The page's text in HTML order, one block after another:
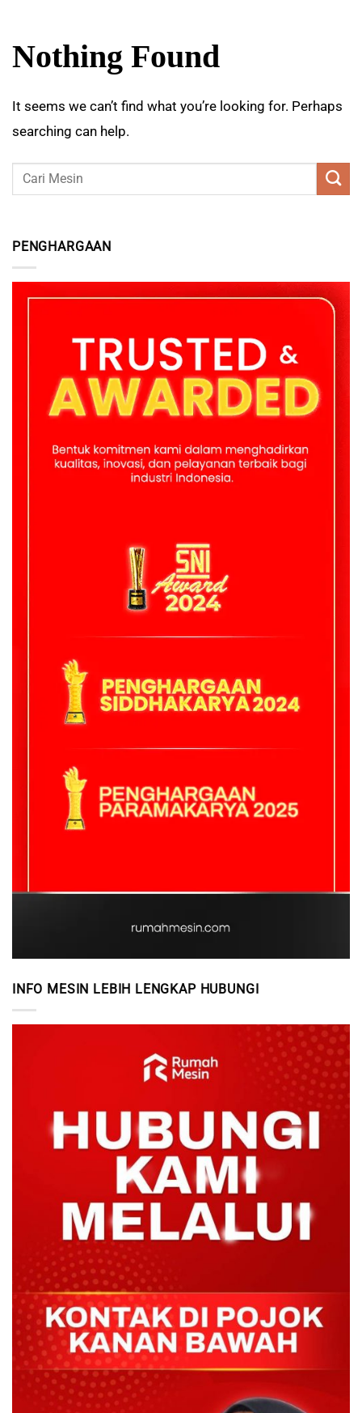
PENGHARGAAN
INFO MESIN LEBIH LENGKAP HUBUNGI
Nothing Found
It seems we can’t find what you’re looking for. Perhaps
searching can help.